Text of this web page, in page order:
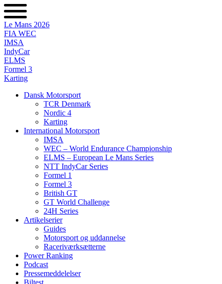
Videre
til
indhold
Le Mans 2026
FIA WEC
IMSA
IndyCar
ELMS
Formel 3
Karting
Dansk Motorsport
TCR Denmark
Nordic 4
Karting
International Motorsport
IMSA
WEC – World Endurance Championship
ELMS – European Le Mans Series
NTT IndyCar Series
Formel 1
Formel 3
British GT
GT World Challenge
24H Series
Artikelserier
Guides
Motorsport og uddannelse
Raceriværksætterne
Power Ranking
Podcast
Pressemeddelelser
Biltest